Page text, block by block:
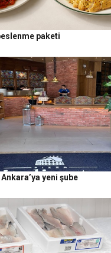
paketi
yeni şube